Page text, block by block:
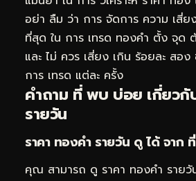
อย่า ลืม ว่า การ จัดการ ความ เสี่
ที่สุด ใน การ เทรด ทองคำ ตั้ง จุด
และ ไม่ ควร เสี่ยง เกิน ร้อยละ สอง
การ เทรด แต่ละ ครั้ง
คำถาม ที่ พบ บ่อย เกี่ยวกั
รายวัน
ราคา ทองคำ รายวัน ดู ได้ จาก
คุณ สามารถ ดู ราคา ทองคำ รายวั